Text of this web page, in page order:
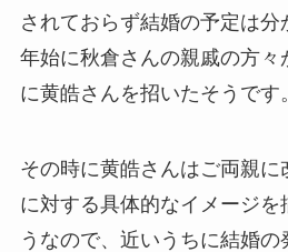
されておらず結婚の予定は
年始に秋倉さんの親戚の方々
に黄皓さんを招いたそうです。
その時に黄皓さんはご両親
に対する具体的なイメージを
うなので、近いうちに結婚の